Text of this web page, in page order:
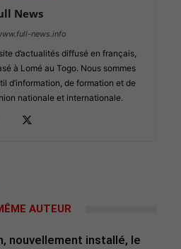
News
news.info
d’actualités diffusé en français,
à Lomé au Togo. Nous sommes
d’information, de formation et de
nationale et internationale.
AUTEUR
nouvellement installé, le